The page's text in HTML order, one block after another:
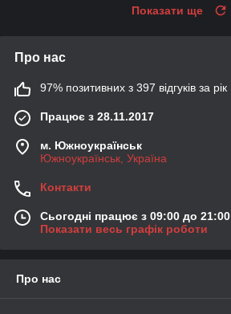
Показати ще
Про нас
97% позитивних з 397 відгуків за рік
Працює з 28.11.2017
м. Южноукраїнськ
Южноукраїнськ, Україна
Контакти
Сьогодні працює з 09:00 до 21:00
Показати весь графік роботи
Про нас